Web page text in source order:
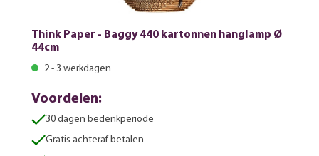
Think Paper - Baggy 440 kartonnen hanglamp Ø
44cm
2 - 3 werkdagen
Voordelen:
30 dagen bedenkperiode
Gratis achteraf betalen